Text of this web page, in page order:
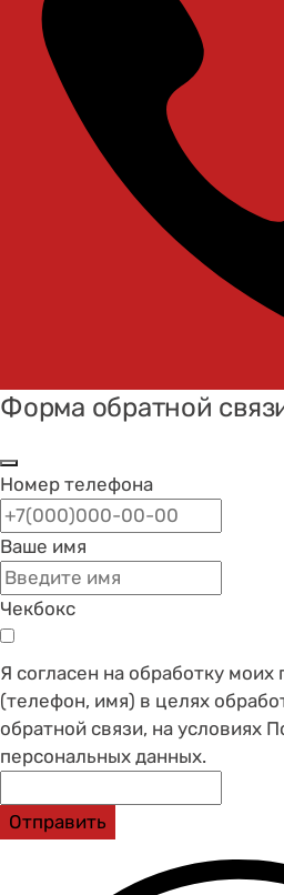
Форма обратной
Номер телефона
Ваше имя
Чекбокс
Я согласен на обработку
(телефон, имя) в целях
обратной связи, на условиях
персональных данных.
Отправить